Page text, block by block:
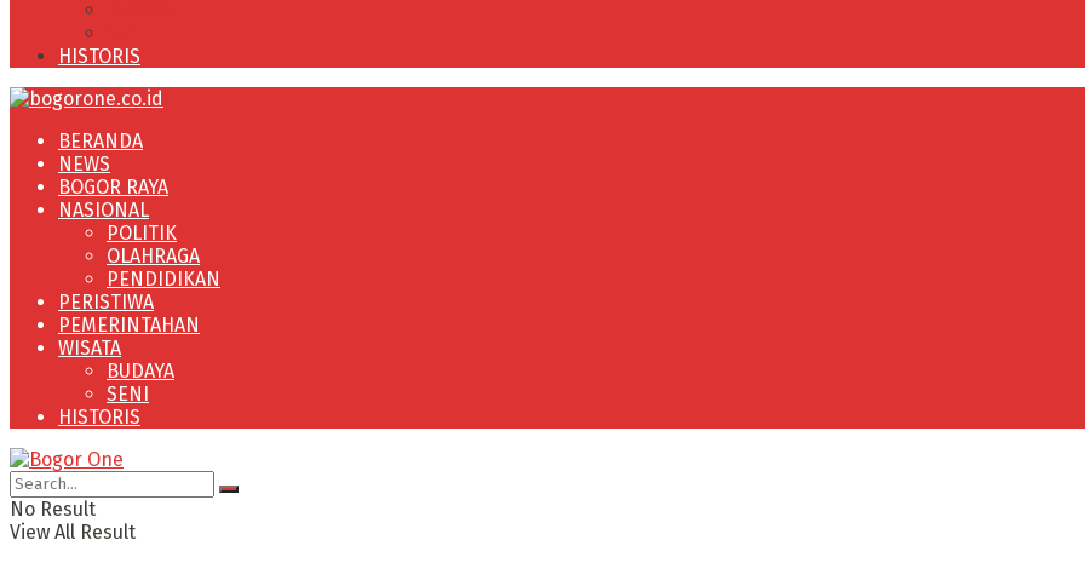
HISTORIS
BERANDA
NEWS
BOGOR RAYA
NASIONAL
POLITIK
OLAHRAGA
PENDIDIKAN
PERISTIWA
PEMERINTAHAN
WISATA
BUDAYA
SENI
HISTORIS
No Result
View All Result